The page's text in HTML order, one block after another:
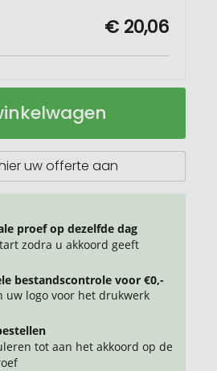
€ 20,06
uw offerte aan
proef op dezelfde dag
zodra u akkoord geeft
bestandscontrole voor €0,-
uw logo voor het drukwerk
tot aan het akkoord op de